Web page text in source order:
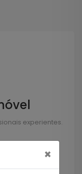
×
experientes.